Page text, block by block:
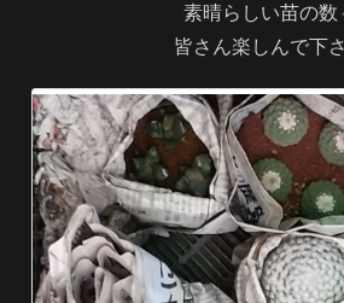
素晴らしい苗の数
皆さん楽しんで下